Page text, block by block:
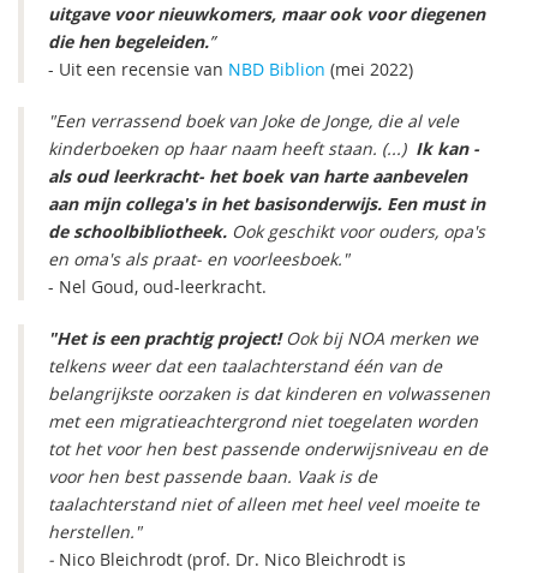
uitgave voor nieuwkomers, maar ook voor diegenen
die hen begeleiden.”
- Uit een recensie van NBD Biblion (mei 2022)
"Een verrassend boek van Joke de Jonge, die al vele
kinderboeken op haar naam heeft staan. (...) Ik kan -
als oud leerkracht- het boek van harte aanbevelen
aan mijn collega's in het basisonderwijs. Een must in
de schoolbibliotheek. Ook geschikt voor ouders, opa's
en oma's als praat- en voorleesboek."
- Nel Goud, oud-leerkracht.
"Het is een prachtig project!Ook bij NOA merken we
telkens weer dat een taalachterstand één van de
belangrijkste oorzaken is dat kinderen en volwassenen
met een migratieachtergrond niet toegelaten worden
tot het voor hen best passende onderwijsniveau en de
voor hen best passende baan. Vaak is de
taalachterstand niet of alleen met heel veel moeite te
herstellen."
- Nico Bleichrodt (prof. Dr. Nico Bleichrodt is